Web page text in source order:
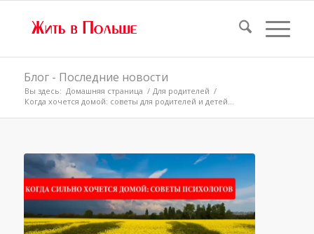
Блог - Последние новости
Вы здесь: Домашняя страница / Для родителей /
Когда хочется домой: советы для родителей и детей...